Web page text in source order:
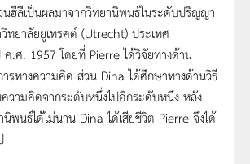
ลีเป็นผลมาจากวิทยานิพนธ์ในระดับปริญญา
ทยาลัยยูเทรคต์ (Utrecht) ประเทศ
ค.ศ. 1957 โดยที่ Pierre ได้วิจัยทางด้าน
ทางความคิด ส่วน Dina ได้ศึกษาทางด้านวิธี
วามคิดจากระดับหนึ่งไปอีกระดับหนึ่ง หลัง
นิพนธ์ได้ไม่นาน Dina ได้เสียชีวิต Pierre จึงได้